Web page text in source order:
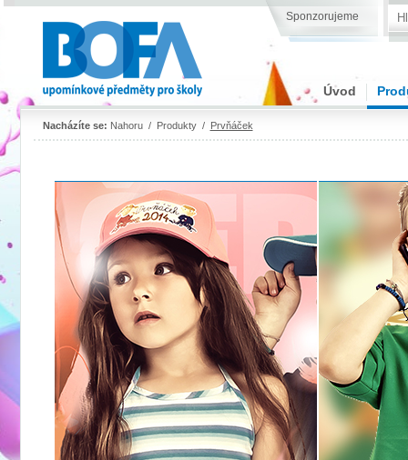
Sponzorujeme
Úvod
Nacházíte se: Nahoru/ Produkty/ Prvňáček